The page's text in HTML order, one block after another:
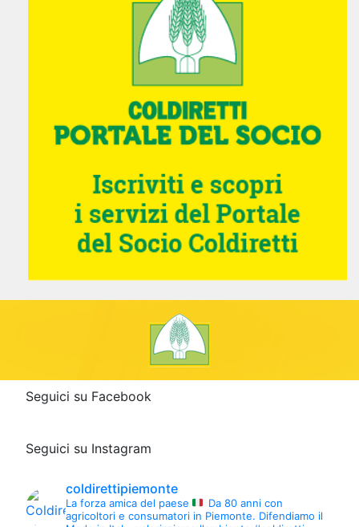
Seguici su Facebook
Seguici su Instagram
coldirettipiemonte
La forza amica del paese
Da 80 anni con
agricoltori e consumatori in Piemonte. Difendiamo il